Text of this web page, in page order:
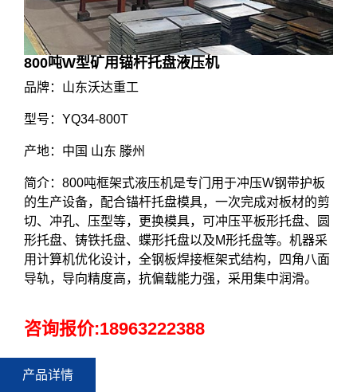
800吨W型矿用锚杆托盘液压机
品牌：山东沃达重工
型号：YQ34-800T
产地：中国 山东 滕州
简介：800吨框架式液压机是专门用于冲压W钢带护板
的生产设备，配合锚杆托盘模具，一次完成对板材的剪
切、冲孔、压型等，更换模具，可冲压平板形托盘、圆
形托盘、铸铁托盘、蝶形托盘以及M形托盘等。机器采
用计算机优化设计，全钢板焊接框架式结构，四角八面
导轨，导向精度高，抗偏载能力强，采用集中润滑。
咨询报价:18963222388
产品详情